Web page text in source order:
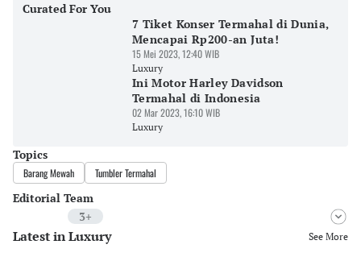
Curated For You
7 Tiket Konser Termahal di Dunia,
Mencapai Rp200-an Juta!
15 Mei 2023, 12:40 WIB
Luxury
Ini Motor Harley Davidson
Termahal di Indonesia
02 Mar 2023, 16:10 WIB
Luxury
Topics
Barang Mewah Tumbler Termahal
Editorial Team
3+
Editor
Latest in Luxury See More